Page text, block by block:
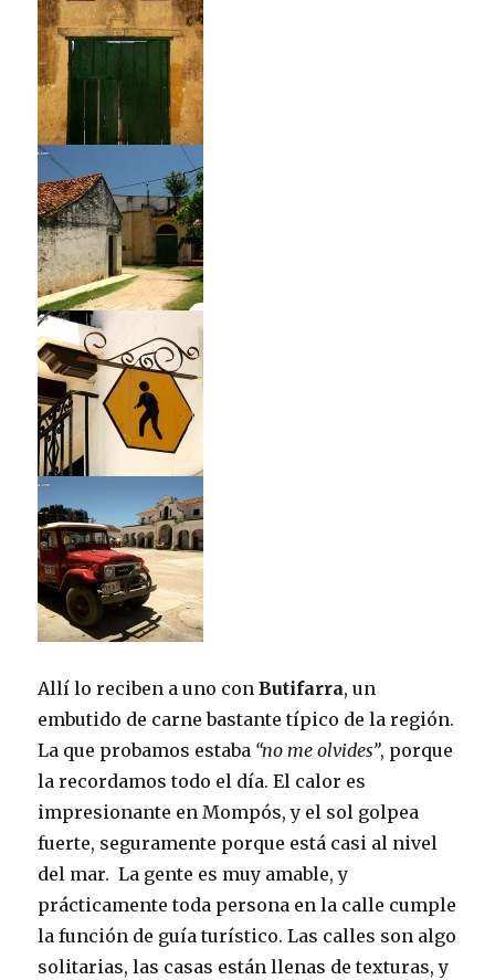
Allí lo reciben a uno conButifarra, un
embutido de carne bastante típico de la región.
La que probamos estaba “no me olvides”, porque
la recordamos todo el día. El calor es
impresionante en Mompós, y el sol golpea
fuerte, seguramente porque está casi al nivel
del mar. La gente es muy amable, y
prácticamente toda persona en la calle cumple
la función de guía turístico. Las calles son algo
solitarias, las casas están llenas de texturas, y